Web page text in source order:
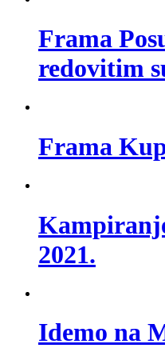
Frama
redovitim
Frama
2021.
Idemo na